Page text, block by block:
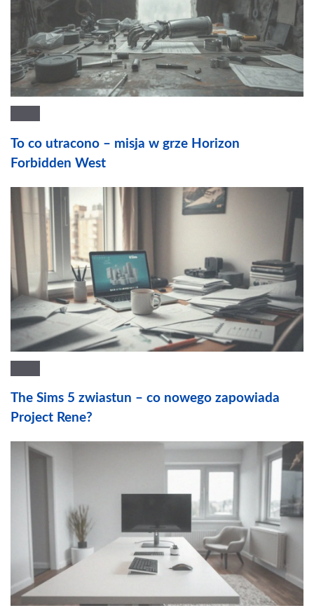
To co utracono – misja w grze Horizon
Forbidden West
The Sims 5 zwiastun – co nowego zapowiada
Project Rene?